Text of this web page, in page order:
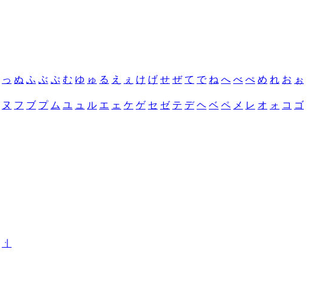
っ ぬ ふ ぶ ぷ む ゆ ゅ る え ぇ け げ せ ぜ て で ね へ べ ぺ め れ お ぉ
ヌ フ ブ プ ム ユ ュ ル エ ェ ケ ゲ セ ゼ テ デ ヘ ベ ペ メ レ オ ォ コ ゴ
ㆎ